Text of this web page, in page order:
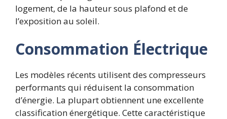
logement, de la hauteur sous plafond et de
l’exposition au soleil.
Consommation Électrique
Les modèles récents utilisent des compresseurs
performants qui réduisent la consommation
d’énergie. La plupart obtiennent une excellente
classification énergétique. Cette caractéristique